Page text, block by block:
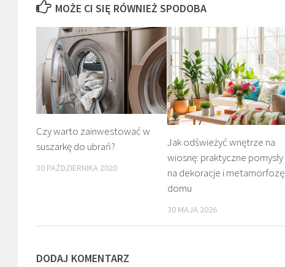
MOŻE CI SIĘ RÓWNIEŻ SPODOBA
Czy warto zainwestować w
suszarkę do ubrań?
30 PAŹDZIERNIKA 2020
Jak odświeżyć wnętrze na
wiosnę: praktyczne pomysły
na dekoracje i metamorfozę
domu
30 MAJA 2026
DODAJ KOMENTARZ